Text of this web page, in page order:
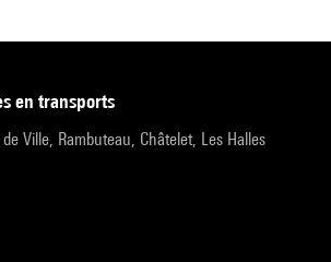
en transports
de Ville, Rambuteau, Châtelet, Les Halles